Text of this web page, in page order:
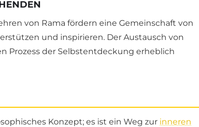
von Rama fördern eine Gemeinschaft von
und inspirieren. Der Austausch von
Prozess der Selbstentdeckung erheblich
Konzept; es ist ein Weg zur inneren